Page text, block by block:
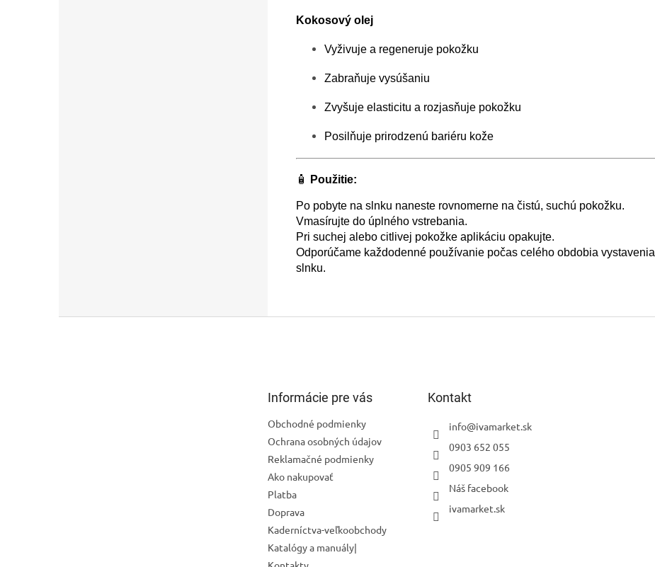
Kokosový olej
Vyživuje a regeneruje pokožku
Zabraňuje vysúšaniu
Zvyšuje elasticitu a rozjasňuje pokožku
Posilňuje prirodzenú bariéru kože
🧴 Použitie:
Po pobyte na slnku naneste rovnomerne na čistú, suchú pokožku.
Vmasírujte do úplného vstrebania.
Pri suchej alebo citlivej pokožke aplikáciu opakujte.
Odporúčame každodenné používanie počas celého obdobia vystavenia
slnku.
Informácie pre vás
Obchodné podmienky
Ochrana osobných údajov
Reklamačné podmienky
Ako nakupovať
Platba
Doprava
Kaderníctva-veľkoobchody
Katalógy a manuály|
Kontakt
info@ivamarket.sk
0903 652 055
0905 909 166
Náš facebook
ivamarket.sk